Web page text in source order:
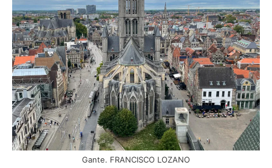
Gante. FRANCISCO LOZANO